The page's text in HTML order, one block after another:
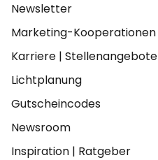
Newsletter
Marketing-Kooperationen
Karriere | Stellenangebote
Lichtplanung
Gutscheincodes
Newsroom
Inspiration | Ratgeber